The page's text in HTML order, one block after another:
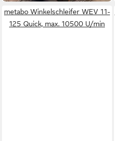
metabo Winkelschleifer WEV 11-
125 Quick, max. 10500 U/min